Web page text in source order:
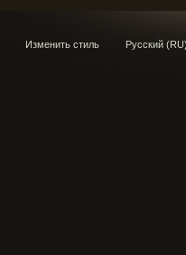
Изменить стиль Русский